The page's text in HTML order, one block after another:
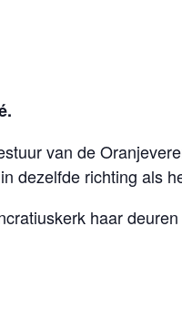
van de
dezelfde richting als
haar